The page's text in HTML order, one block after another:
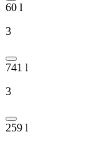
60 l
3
741 l
3
259 l